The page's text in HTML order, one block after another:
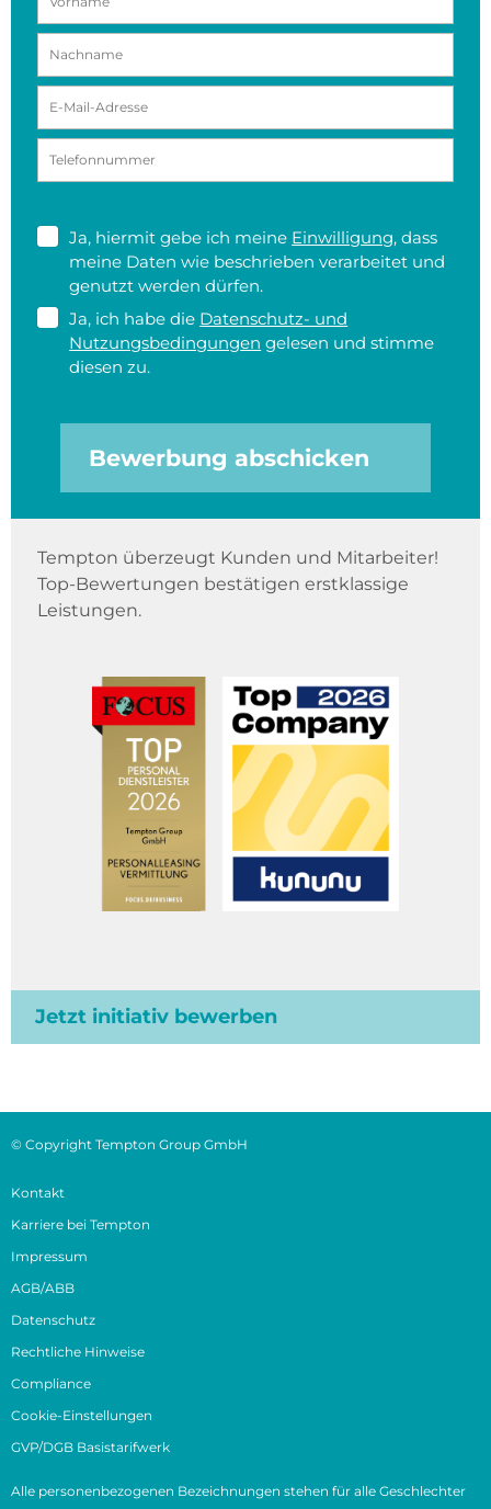
Ja, hiermit gebe ich meine Einwilligung, dass
meine Daten wie beschrieben verarbeitet und
genutzt werden dürfen.
Ja, ich habe die Datenschutz- und
Nutzungsbedingungen gelesen und stimme
diesen zu.
Bewerbung abschicken
Tempton überzeugt Kunden und Mitarbeiter!
Top-Bewertungen bestätigen erstklassige
Leistungen.
Jetzt initiativ bewerben
© Copyright Tempton Group GmbH
Kontakt
Karriere bei Tempton
Impressum
AGB/ABB
Datenschutz
Rechtliche Hinweise
Compliance
Cookie-Einstellungen
GVP/DGB Basistarifwerk
Alle personenbezogenen Bezeichnungen stehen für alle Geschlechter